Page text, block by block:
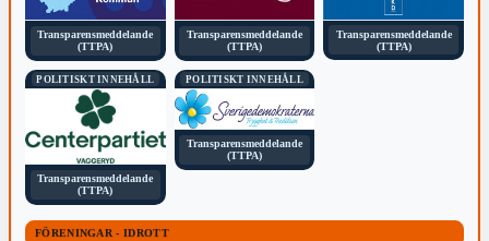
Transparensmeddelande
(TTPA)
Transparensmeddelande
(TTPA)
Transparensmeddelande
(TTPA)
POLITISKT INNEHÅLL
Transparensmeddelande
(TTPA)
POLITISKT INNEHÅLL
Transparensmeddelande
(TTPA)
FÖRENINGAR - IDROTT